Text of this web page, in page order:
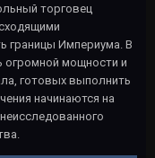
торговец
границы Империума. В
огромной мощности и
готовых выполнить
начинаются на